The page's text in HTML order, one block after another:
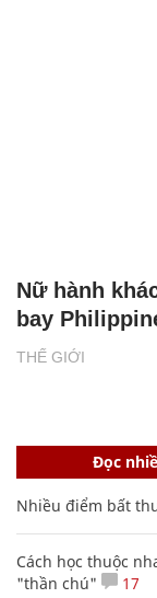
THẾ GIỚI
Nữ hành
bay
Đọc
Nhiều điểm bất
Cách học thuộc
"thần chú"
17